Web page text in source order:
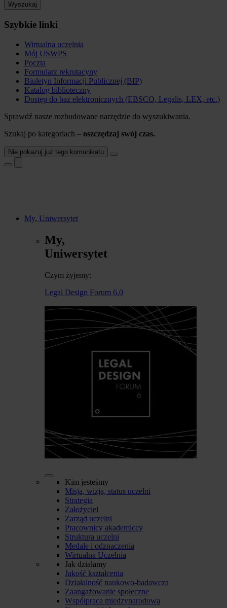
Wyszukaj
Szybkie linki
Wirtualna uczelnia
Mój USWPS
Poczta
Formularz rekrutacyny
Biuletyn Informacji Publicznej (BIP)
Katalog biblioteczny
Dostęp do baz elektronicznych (EBSCO, Legalis, LEX, etc.)
Sprawdź nasze rozbudowane narzędzie do wyszukiwania.
Szukaj po kategoriach – oszczędzaj swój czas.
Nie pokazuj już tego komunikatu
My, Uniwersytet
My,
Uniwersytet
Czym żyjemy:
Legal Design Forum 6.0
Kim jesteśmy
Misja, wizja, status uczelni
Strategia
Założyciel
Zarząd uczelni
Pracownicy akademiccy
Struktura uczelni
Medale i odznaczenia
Wirtualna Uczelnia
Jak działamy
Jakość kształcenia
Działalność naukowo-badawcza
Zaangażowanie społeczne
Współpraca międzynarodowa